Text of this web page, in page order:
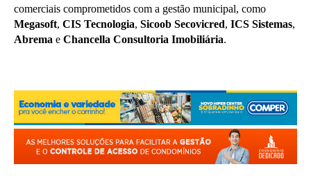
comerciais comprometidos com a gestão municipal, como
Megasoft, CIS Tecnologia, Sicoob Secovicred, ICS Sistemas,
Abrema e Chancella Consultoria Imobiliária.